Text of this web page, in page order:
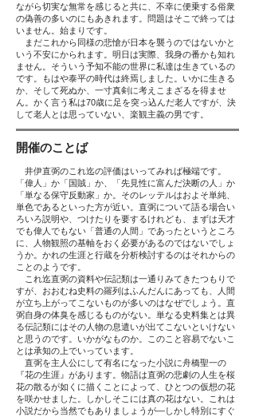
ながら切実な無常を感じると共に、不幸に便乗する俗衆
の偽善の多いのにもあきれます。問題はそこで終っては
いません。始まりです。
まだこれから同様の悲愴が日本を襲うのではないかと
いう不安にかられます。明日は実際、我身の番かも知れ
ません。そういう予知不能の世界に私達は生きているの
です。もはや泰平の時代は終焉しました。いかに生きる
か、そして死ぬか、一寸真剣に考えこまざるを得ませ
ん。かく言う私は70歳に足を突っ込んだ老人ですが、決
して老人とは思っていない、楽観主義の男です。
開催のことば
井伊直弼のこれ迄の評価はいってみれば極端です。
「偉人」か「国賊」か、「先見性に富んだ決断の人」か
「単なる保守反動家」か。そのレッテルはおよそ単純、
単色であるといった方が近い。直弼について語る場合い
ろいろ説明や、つけたりを要するけれども、まずは天才
でも偉人でもない「普通の人間」であったというところ
に、人物観照の基軸をおく必要があるのではないでしょ
うか。かれの生涯と行蔵を分析検討するのはそれからの
ことのようです。
これ迄直弼の資料や伝記類は一通りみてきたつもりで
すが、おおむね史料の羅列はふんだんにあっても、人間
が立ち上がってこないものが多いのはなぜでしょう。直
弼自身の体臭を感じるものがない。単なる史料集とは異
る伝記類にはその人物の息遣いが出てこないといけない
と思うのです。いかがなものか。このこと容易でないこ
とは承知の上でいっています。
直弼を主人公にして有名になった小説に舟橋聖一の
『花の生涯』があります。物語は直弼の悲劇の人生を桜
花の散るが如くに描くことによって、ひとつの仮想の花
を咲かせました。しかしそこには真の花はない。これは
小説だから当然でもありましょうが―しかし特別にすぐ